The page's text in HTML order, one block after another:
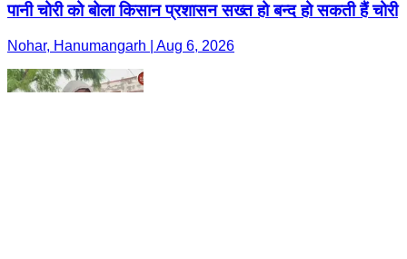
पानी चोरी को बोला किसान प्रशासन सख्त हो बन्द हो सकती हैं चोरी
Nohar, Hanumangarh | Aug 6, 2026